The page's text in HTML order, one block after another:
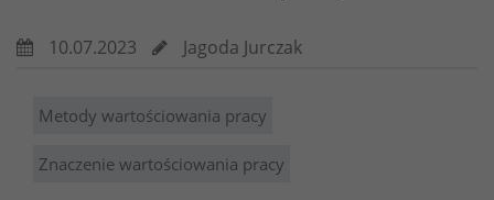
10.07.2023 Jagoda Jurczak
Metody wartościowania pracy
Znaczenie wartościowania pracy